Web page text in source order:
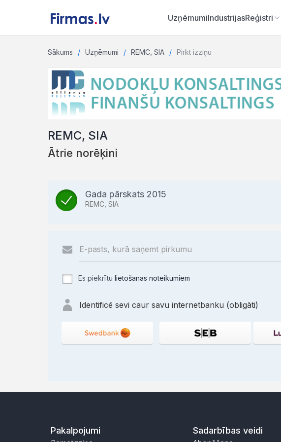
UzņēmumiIndustrijasReģistri
Sākums Uzņēmumi REMC, SIA Pirkt izziņu
REMC, SIA
Ātrie norēķini
Gada pārskats 2015
REMC, SIA
Es piekrītu lietošanas noteikumiem
Identificē sevi caur savu internetbanku (obligāti)
Pakalpojumi Sadarbības veidi